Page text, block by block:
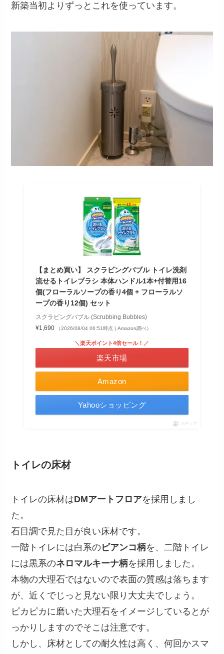
新築当初よりずっとこれを使っています。
【まとめ買い】 スクラビングバブル トイレ洗剤
流せるトイレブラシ 本体ハンドル1本+付替用16
個(フローラルソープの香り4個 + フローラルソ
ープの香り12個) セット
スクラビングバブル (Scrubbing Bubbles)
¥1,690
（2026/08/04 06:51時点 | Amazon調べ）
Amazon
＼楽天ポイント4倍セール！／
楽天市場
Yahooショッピング
ポチップ
トイレの床材
トイレの床材はDMアートフロアを採用しまし
た。
石目調で見た目が良い床材です。
一階トイレには白系のビアンコ柄を、二階トイレ
には黒系のネロマルキーナ柄を採用しました。
本物の大理石ではないので表面の質感は落ちます
が、近くでじっと見ない限り大丈夫でしょう。
ピカピカに磨いた大理石をイメージしているとが
っかりしますのでそこは注意です。
しかし、床材としての耐久性は高く、何回かスマ